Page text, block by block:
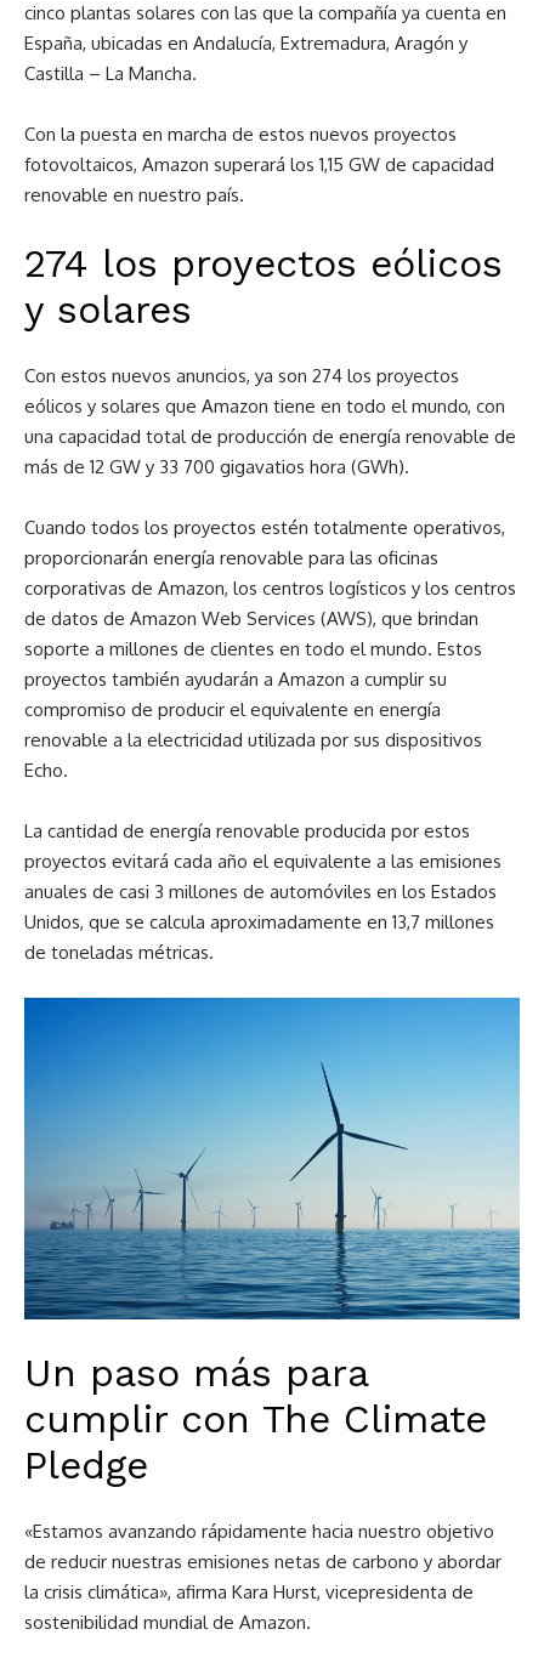
cinco plantas solares con las que la compañía ya cuenta en
España, ubicadas en Andalucía, Extremadura, Aragón y
Castilla – La Mancha.
Con la puesta en marcha de estos nuevos proyectos
fotovoltaicos, Amazon superará los 1,15 GW de capacidad
renovable en nuestro país.
274 los proyectos eólicos
y solares
Con estos nuevos anuncios, ya son 274 los proyectos
eólicos y solares que Amazon tiene en todo el mundo, con
una capacidad total de producción de energía renovable de
más de 12 GW y 33 700 gigavatios hora (GWh).
Cuando todos los proyectos estén totalmente operativos,
proporcionarán energía renovable para las oficinas
corporativas de Amazon, los centros logísticos y los centros
de datos de Amazon Web Services (AWS), que brindan
soporte a millones de clientes en todo el mundo. Estos
proyectos también ayudarán a Amazon a cumplir su
compromiso de producir el equivalente en energía
renovable a la electricidad utilizada por sus dispositivos
Echo.
La cantidad de energía renovable producida por estos
proyectos evitará cada año el equivalente a las emisiones
anuales de casi 3 millones de automóviles en los Estados
Unidos, que se calcula aproximadamente en 13,7 millones
de toneladas métricas.
Un paso más para
cumplir con The Climate
Pledge
«Estamos avanzando rápidamente hacia nuestro objetivo
de reducir nuestras emisiones netas de carbono y abordar
la crisis climática», afirma Kara Hurst, vicepresidenta de
sostenibilidad mundial de Amazon.